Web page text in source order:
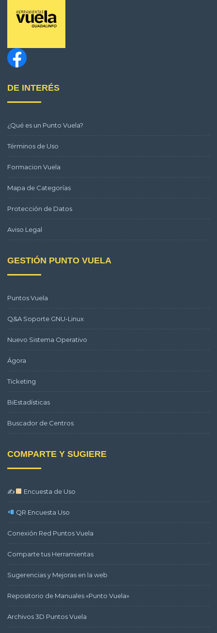
DE INTERÉS
¿Qué es un Punto Vuela?
Términos de Uso
Formacion Vuela
Mapa de Categorías
Protección de Datos
Aviso Legal
GESTIÓN PUNTO VUELA
Puntos Vuela
Q&A Soporte GNU-Linux
Nuevo Sistema Operativo
Ágora
Ticketing
BiEstadísticas
Buscador de Centros
COMPARTE Y SUGIERE
✍ Encuesta de Uso
QR Encuesta Uso
Conexión Red Puntos Vuela
Comparte tus Herramientas
Sugerencias y Mejoras en la web
Repositorio de Manuales «Punto Vuela»
Archivos 3D Puntos Vuela